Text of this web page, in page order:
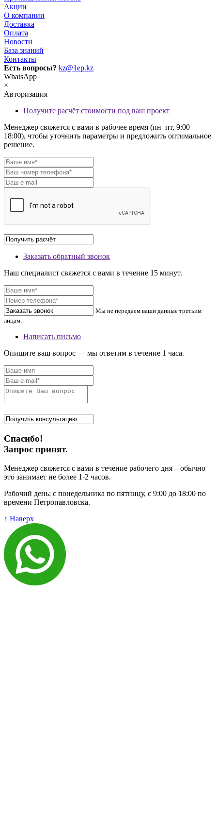
Акции
О компании
Доставка
Оплата
Новости
База знаний
Контакты
Есть вопросы? kz@1ep.kz
WhatsApp
×
Авторизация
Получите расчёт стоимости под ваш проект
Менеджер свяжется с вами в рабочее время (пн–пт, 9:00–
18:00), чтобы уточнить параметры и предложить оптимальное
решение.
Заказать обратный звонок
Наш специалист свяжется с вами в течение 15 минут.
Мы не передаем ваши данные третьим
лицам.
Написать письмо
Опишите ваш вопрос — мы ответим в течение 1 часа.
Спасибо!
Запрос принят.
Менеджер свяжется с вами в течение рабочего дня – обычно
это занимает не более 1-2 часов.
Рабочий день: с понедельника по пятницу, с 9:00 до 18:00 по
времени Петропавловска.
↑ Наверх